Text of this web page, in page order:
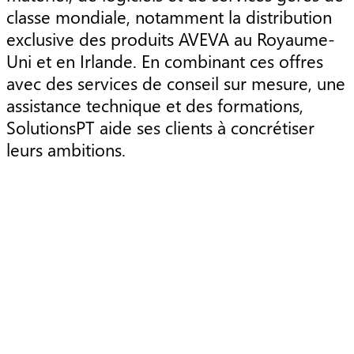
classe mondiale, notamment la distribution
exclusive des produits AVEVA au Royaume-
Uni et en Irlande. En combinant ces offres
avec des services de conseil sur mesure, une
assistance technique et des formations,
SolutionsPT aide ses clients à concrétiser
leurs ambitions.